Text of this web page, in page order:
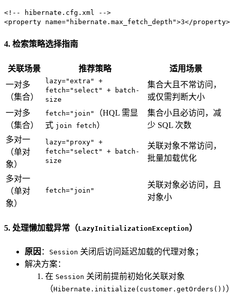
<!-- hibernate.cfg.xml -->
<property name="hibernate.max_fetch_depth">3</property>
4. 检索策略选择指南
关联场景 推荐策略
适用场景
一对多
（集合）
lazy="extra" +
fetch="select" + batch-
size
集合大且不常访问，
或仅需判断大小
一对多
（集合）
fetch="join"
（HQL 需显
式 join fetch）
集合小且必访问，减
少 SQL 次数
多对一
（单对
象）
lazy="proxy" +
fetch="select" + batch-
size
关联对象不常访问，
批量加载优化
多对一
（单对
象）
fetch="join"
关联对象必访问，且
对象小
5. 处理懒加载异常（LazyInitializationException）
原因 ： Session 关闭后访问延迟加载的代理对象；
解决方案：
在 Session 关闭前提前初始化关联对象
（Hibernate.initialize(customer.getOrders())